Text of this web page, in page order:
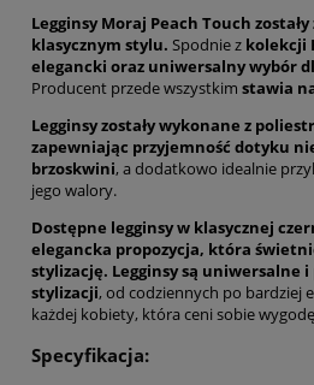
Legginsy Moraj Peach Touch
klasycznym stylu. Spodnie z kolekcji
elegancki oraz uniwersalny wybór
Producent przede wszystkim stawia
Legginsy zostały wykonane z
zapewniając przyjemność dotyku
brzoskwini, a dodatkowo idealnie
jego walory.
Dostępne legginsy w klasycznej
elegancka propozycja, która
stylizację. Legginsy są uniwersalne
stylizacji, od codziennych po bardziej
każdej kobiety, która ceni sobie
Specyfikacja: